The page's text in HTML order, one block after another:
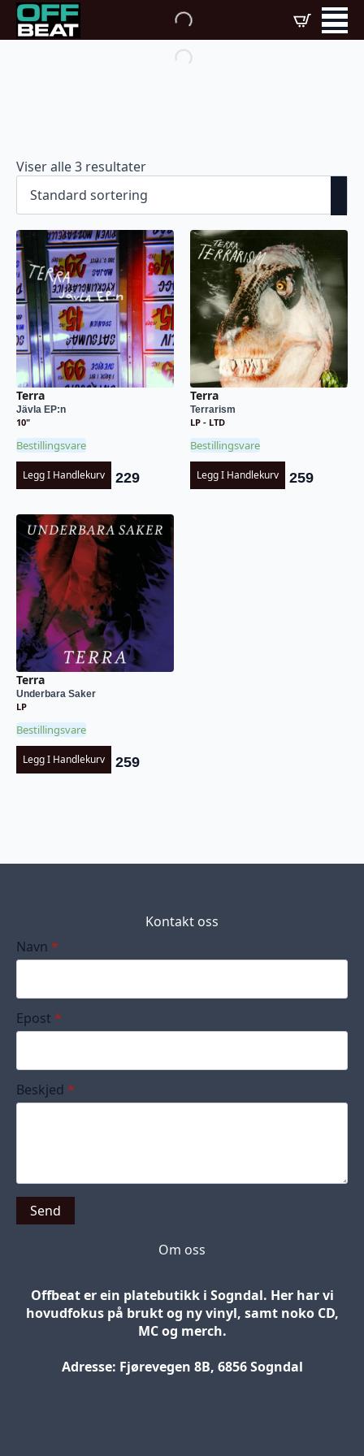
Viser alle 3 resultater
Terra
Jävla EP:n
10"
Bestillingsvare
Legg I Handlekurv 229
Terra
Terrarism
LP - LTD
Bestillingsvare
Legg I Handlekurv 259
Terra
Underbara Saker
LP
Bestillingsvare
Legg I Handlekurv 259
Kontakt oss
Navn *
Epost *
Beskjed *
Send
Om oss
Offbeat er ein platebutikk i Sogndal. Her har vi
hovudfokus på brukt og ny vinyl, samt noko CD,
MC og merch.
Adresse: Fjørevegen 8B, 6856 Sogndal